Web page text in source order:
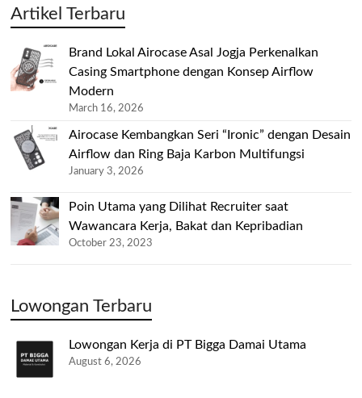
Artikel Terbaru
Brand Lokal Airocase Asal Jogja Perkenalkan
Casing Smartphone dengan Konsep Airflow
Modern
March 16, 2026
Airocase Kembangkan Seri “Ironic” dengan Desain
Airflow dan Ring Baja Karbon Multifungsi
January 3, 2026
Poin Utama yang Dilihat Recruiter saat
Wawancara Kerja, Bakat dan Kepribadian
October 23, 2023
Lowongan Terbaru
Lowongan Kerja di PT Bigga Damai Utama
August 6, 2026